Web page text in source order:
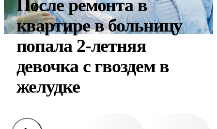
После ремонта в
квартире в больницу
попала 2-летняя
девочка с гвоздем в
желудке